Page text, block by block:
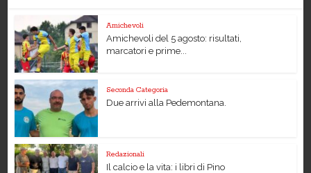
Amichevoli
Amichevoli del 5 agosto: risultati,
marcatori e prime...
Seconda Categoria
Due arrivi alla Pedemontana.
Redazionali
Il calcio e la vita: i libri di Pino